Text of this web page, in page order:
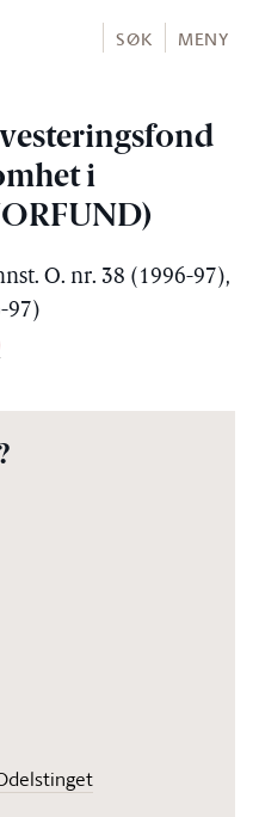
SØK MENY
i
O. nr. 38 (1996-97),
97)